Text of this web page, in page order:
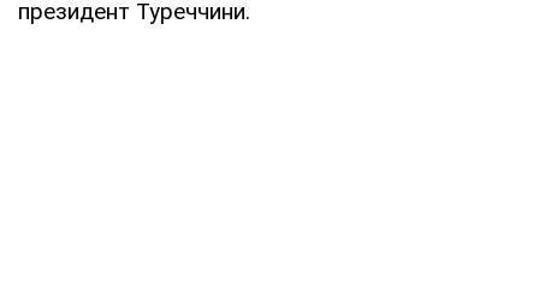
президент Туреччини.